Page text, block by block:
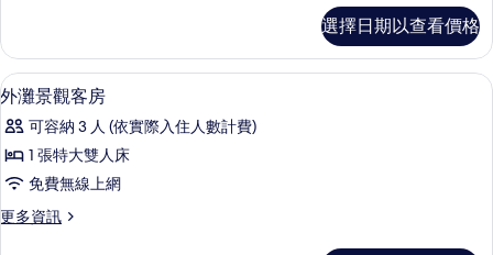
所
有
相
片
套
房
的
情
選擇日期以查看價格
顯
示
外
灘
景
觀
外灘景觀客房 | 起居區 | 42-吋 LCD
6
外灘景觀客房
可容納 3 人 (依實際入住人數計費)
1 張特大雙人床
免費無線上網
更多資訊
更